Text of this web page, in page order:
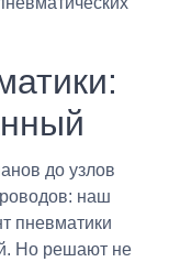
до узлов
наш
пневматики
Но решают не